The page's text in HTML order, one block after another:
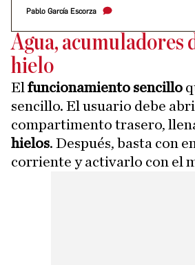
Pablo García Escorza
Agua, acumuladores
hielo
El funcionamiento sencillo
sencillo. El usuario debe
compartimento trasero,
hielos. Después, basta con
corriente y activarlo con el